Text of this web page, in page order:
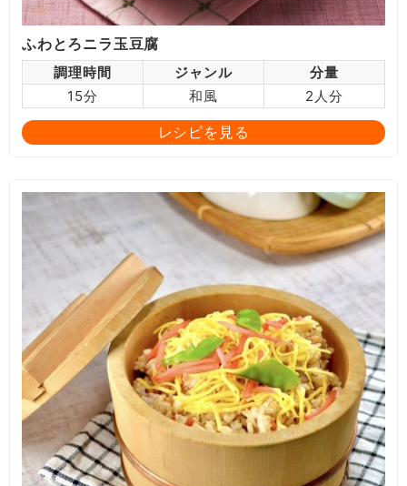
ふわとろニラ玉豆腐
調理時間 ジャンル
分量
15分
和風 2人分
レシピを見る